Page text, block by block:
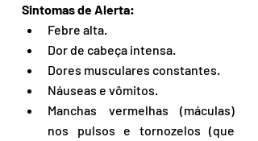
Sintomas de Alerta:
Febre alta.
Dor de cabeça intensa.
Dores musculares constantes.
Náuseas e vômitos.
Manchas vermelhas (máculas)
nos pulsos e tornozelos (que